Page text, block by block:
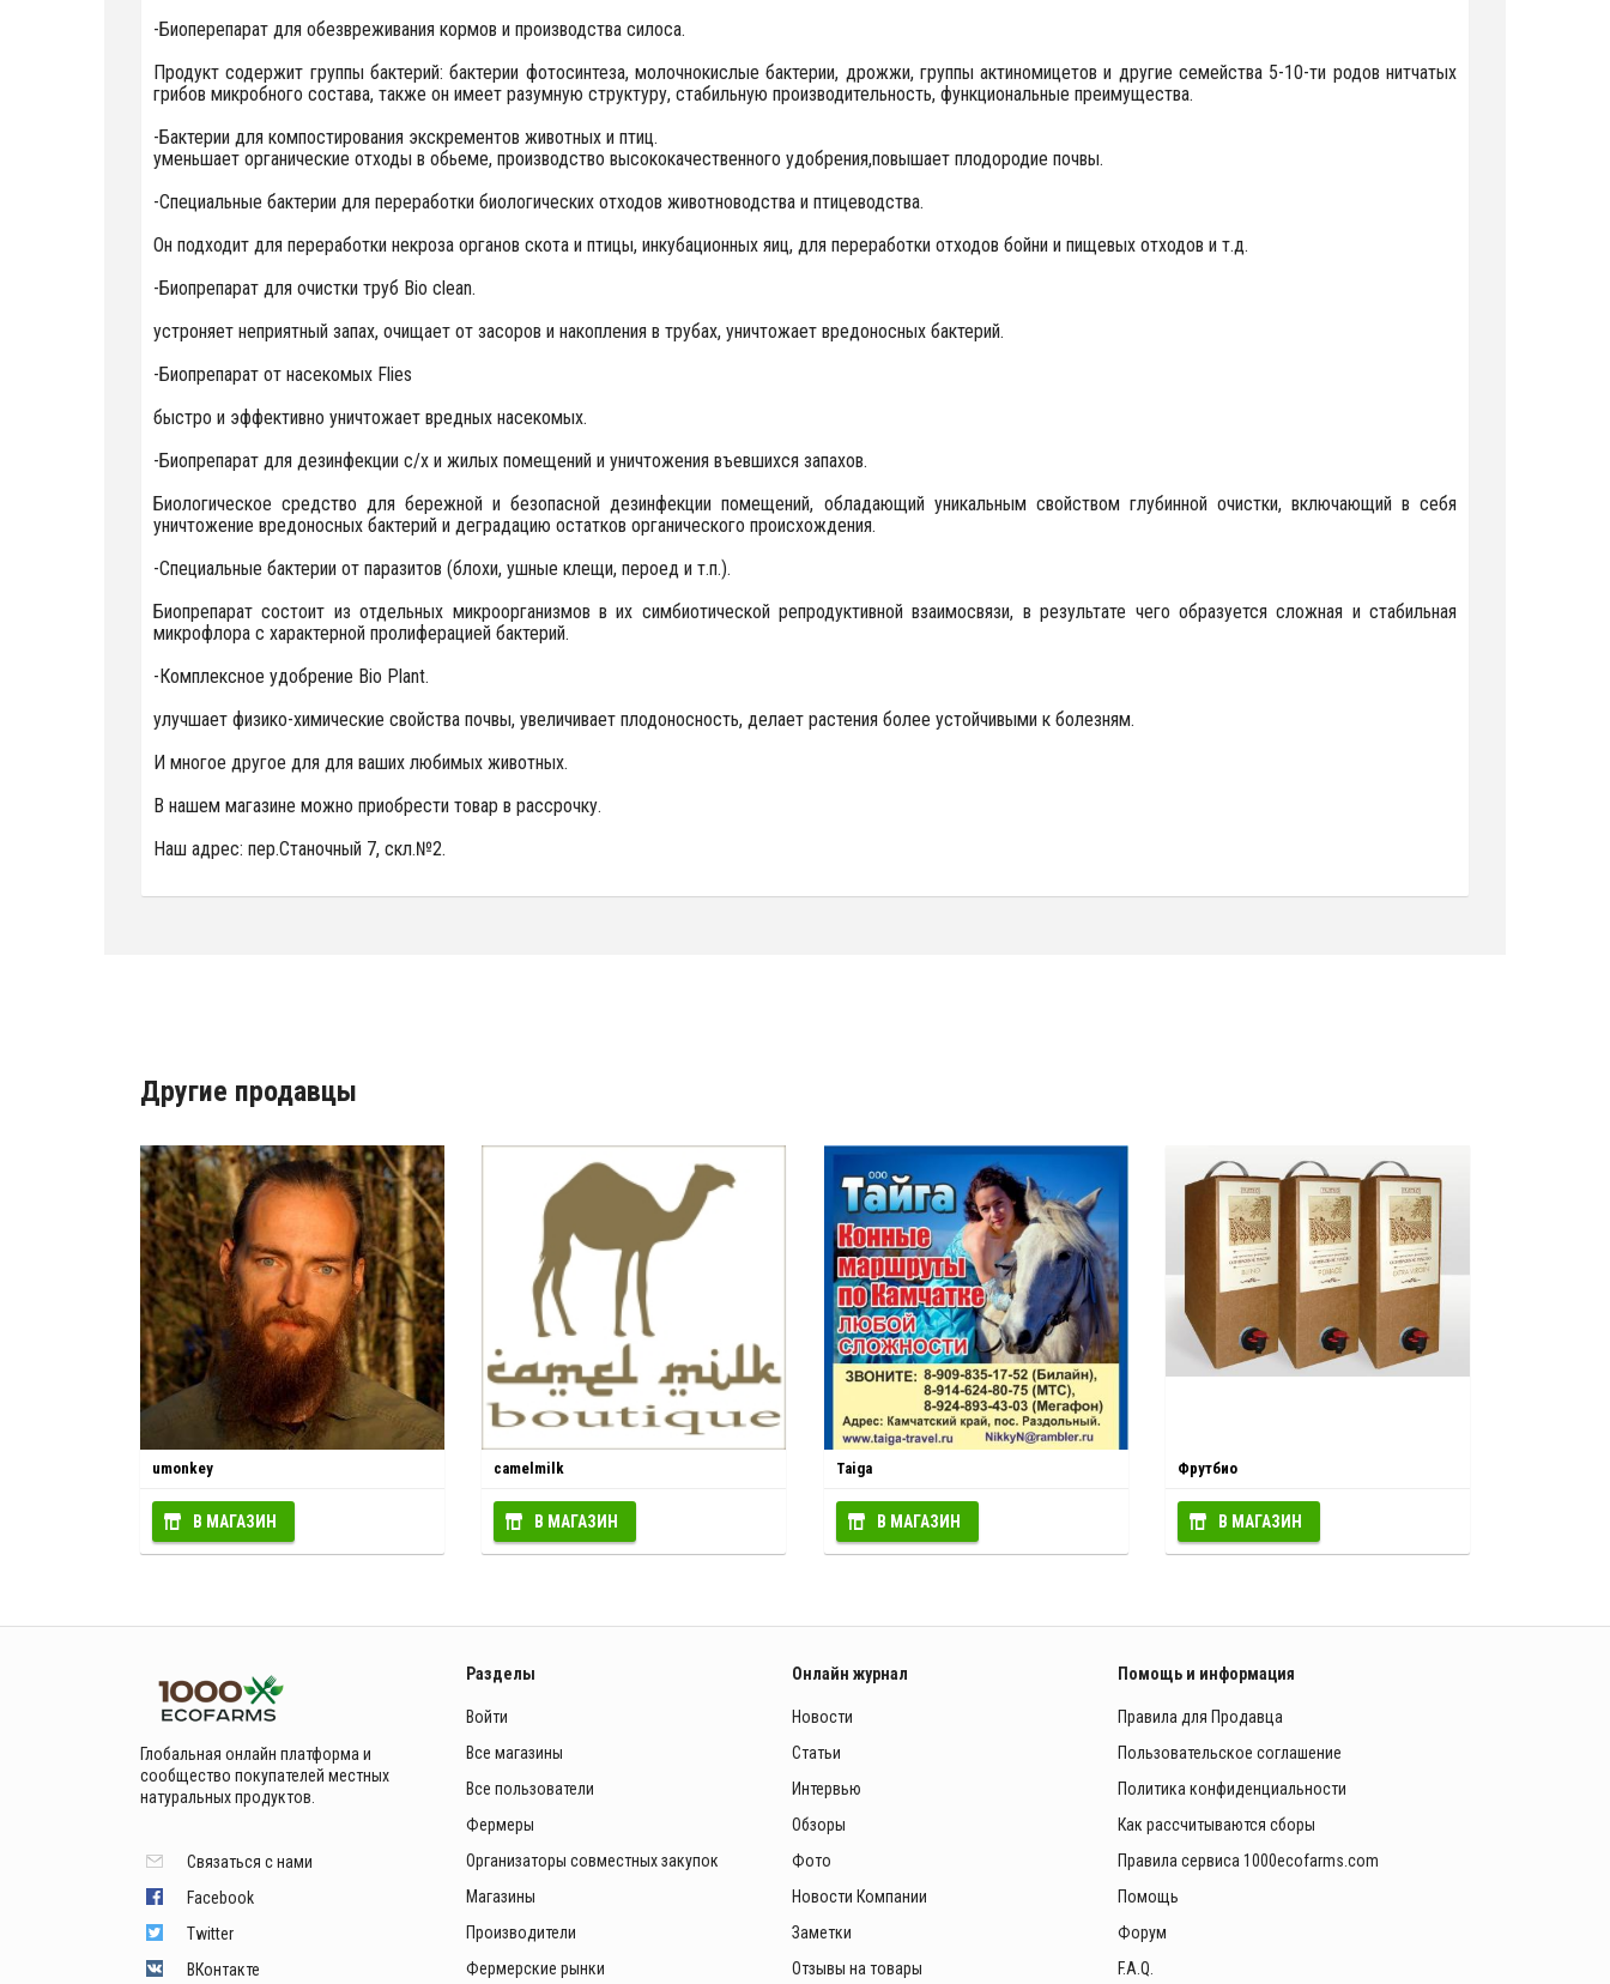
-Биоперепарат для обезвреживания кормов и производства силоса.
Продукт содержит группы бактерий: бактерии фотосинтеза, молочнокислые бактерии, дрожжи, группы актиномицетов и другие семейства 5-10-ти родов нитчатых
грибов микробного состава, также он имеет разумную структуру, стабильную производительность, функциональные преимущества.
-Бактерии для компостирования экскрементов животных и птиц.
уменьшает органические отходы в обьеме, производство высококачественного удобрения,повышает плодородие почвы.
-Специальные бактерии для переработки биологических отходов животноводства и птицеводства.
Он подходит для переработки некроза органов скота и птицы, инкубационных яиц, для переработки отходов бойни и пищевых отходов и т.д.
-Биопрепарат для очистки труб Bio clean.
устроняет неприятный запах, очищает от засоров и накопления в трубах, уничтожает вредоносных бактерий.
-Биопрепарат от насекомых Flies
быстро и эффективно уничтожает вредных насекомых.
-Биопрепарат для дезинфекции с/х и жилых помещений и уничтожения въевшихся запахов.
Биологическое средство для бережной и безопасной дезинфекции помещений, обладающий уникальным свойством глубинной очистки, включающий в себя
уничтожение вредоносных бактерий и деградацию остатков органического происхождения.
-Специальные бактерии от паразитов (блохи, ушные клещи, пероед и т.п.).
Биопрепарат состоит из отдельных микроорганизмов в их симбиотической репродуктивной взаимосвязи, в результате чего образуется сложная и стабильная
микрофлора с характерной пролиферацией бактерий.
-Комплексное удобрение Bio Plant.
улучшает физико-химические свойства почвы, увеличивает плодоносность, делает растения более устойчивыми к болезням.
И многое другое для для ваших любимых животных.
В нашем магазине можно приобрести товар в рассрочку.
Наш адрес: пер.Станочный 7, скл.№2.
Другие продавцы
umonkey
В МАГАЗИН
camelmilk
В МАГАЗИН
Taiga
В МАГАЗИН
Фрутбио
В МАГАЗИН
Глобальная онлайн платформа и
сообщество покупателей местных
натуральных продуктов.
Связаться с нами
Facebook
Twitter
ВКонтакте
Разделы
Войти
Все магазины
Все пользователи
Фермеры
Организаторы совместных закупок
Магазины
Производители
Фермерские рынки
Онлайн журнал
Новости
Статьи
Интервью
Обзоры
Фото
Новости Компании
Заметки
Отзывы на товары
Помощь и информация
Правила для Продавца
Пользовательское соглашение
Политика конфиденциальности
Как рассчитываются сборы
Правила сервиса 1000ecofarms.com
Помощь
Форум
F.A.Q.